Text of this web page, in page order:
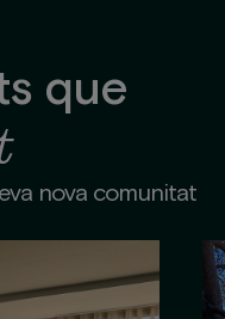
que
nova comunitat